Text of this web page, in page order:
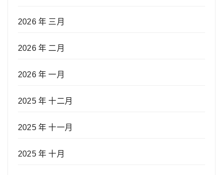
2026 年 三月
2026 年 二月
2026 年 一月
2025 年 十二月
2025 年 十一月
2025 年 十月